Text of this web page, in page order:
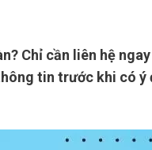
Chỉ cần liên hệ
tin trước khi có